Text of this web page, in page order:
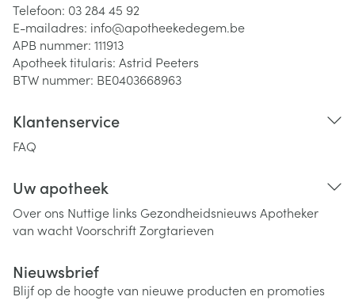
Telefoon: 03 284 45 92
E-mailadres: info@apotheekedegem.be
APB nummer: 111913
Apotheek titularis: Astrid Peeters
BTW nummer: BE0403668963
Klantenservice
FAQ
Uw apotheek
Over ons Nuttige links Gezondheidsnieuws Apotheker
van wachtVoorschriftZorgtarieven
Nieuwsbrief
Blijf op de hoogte van nieuwe producten en promoties